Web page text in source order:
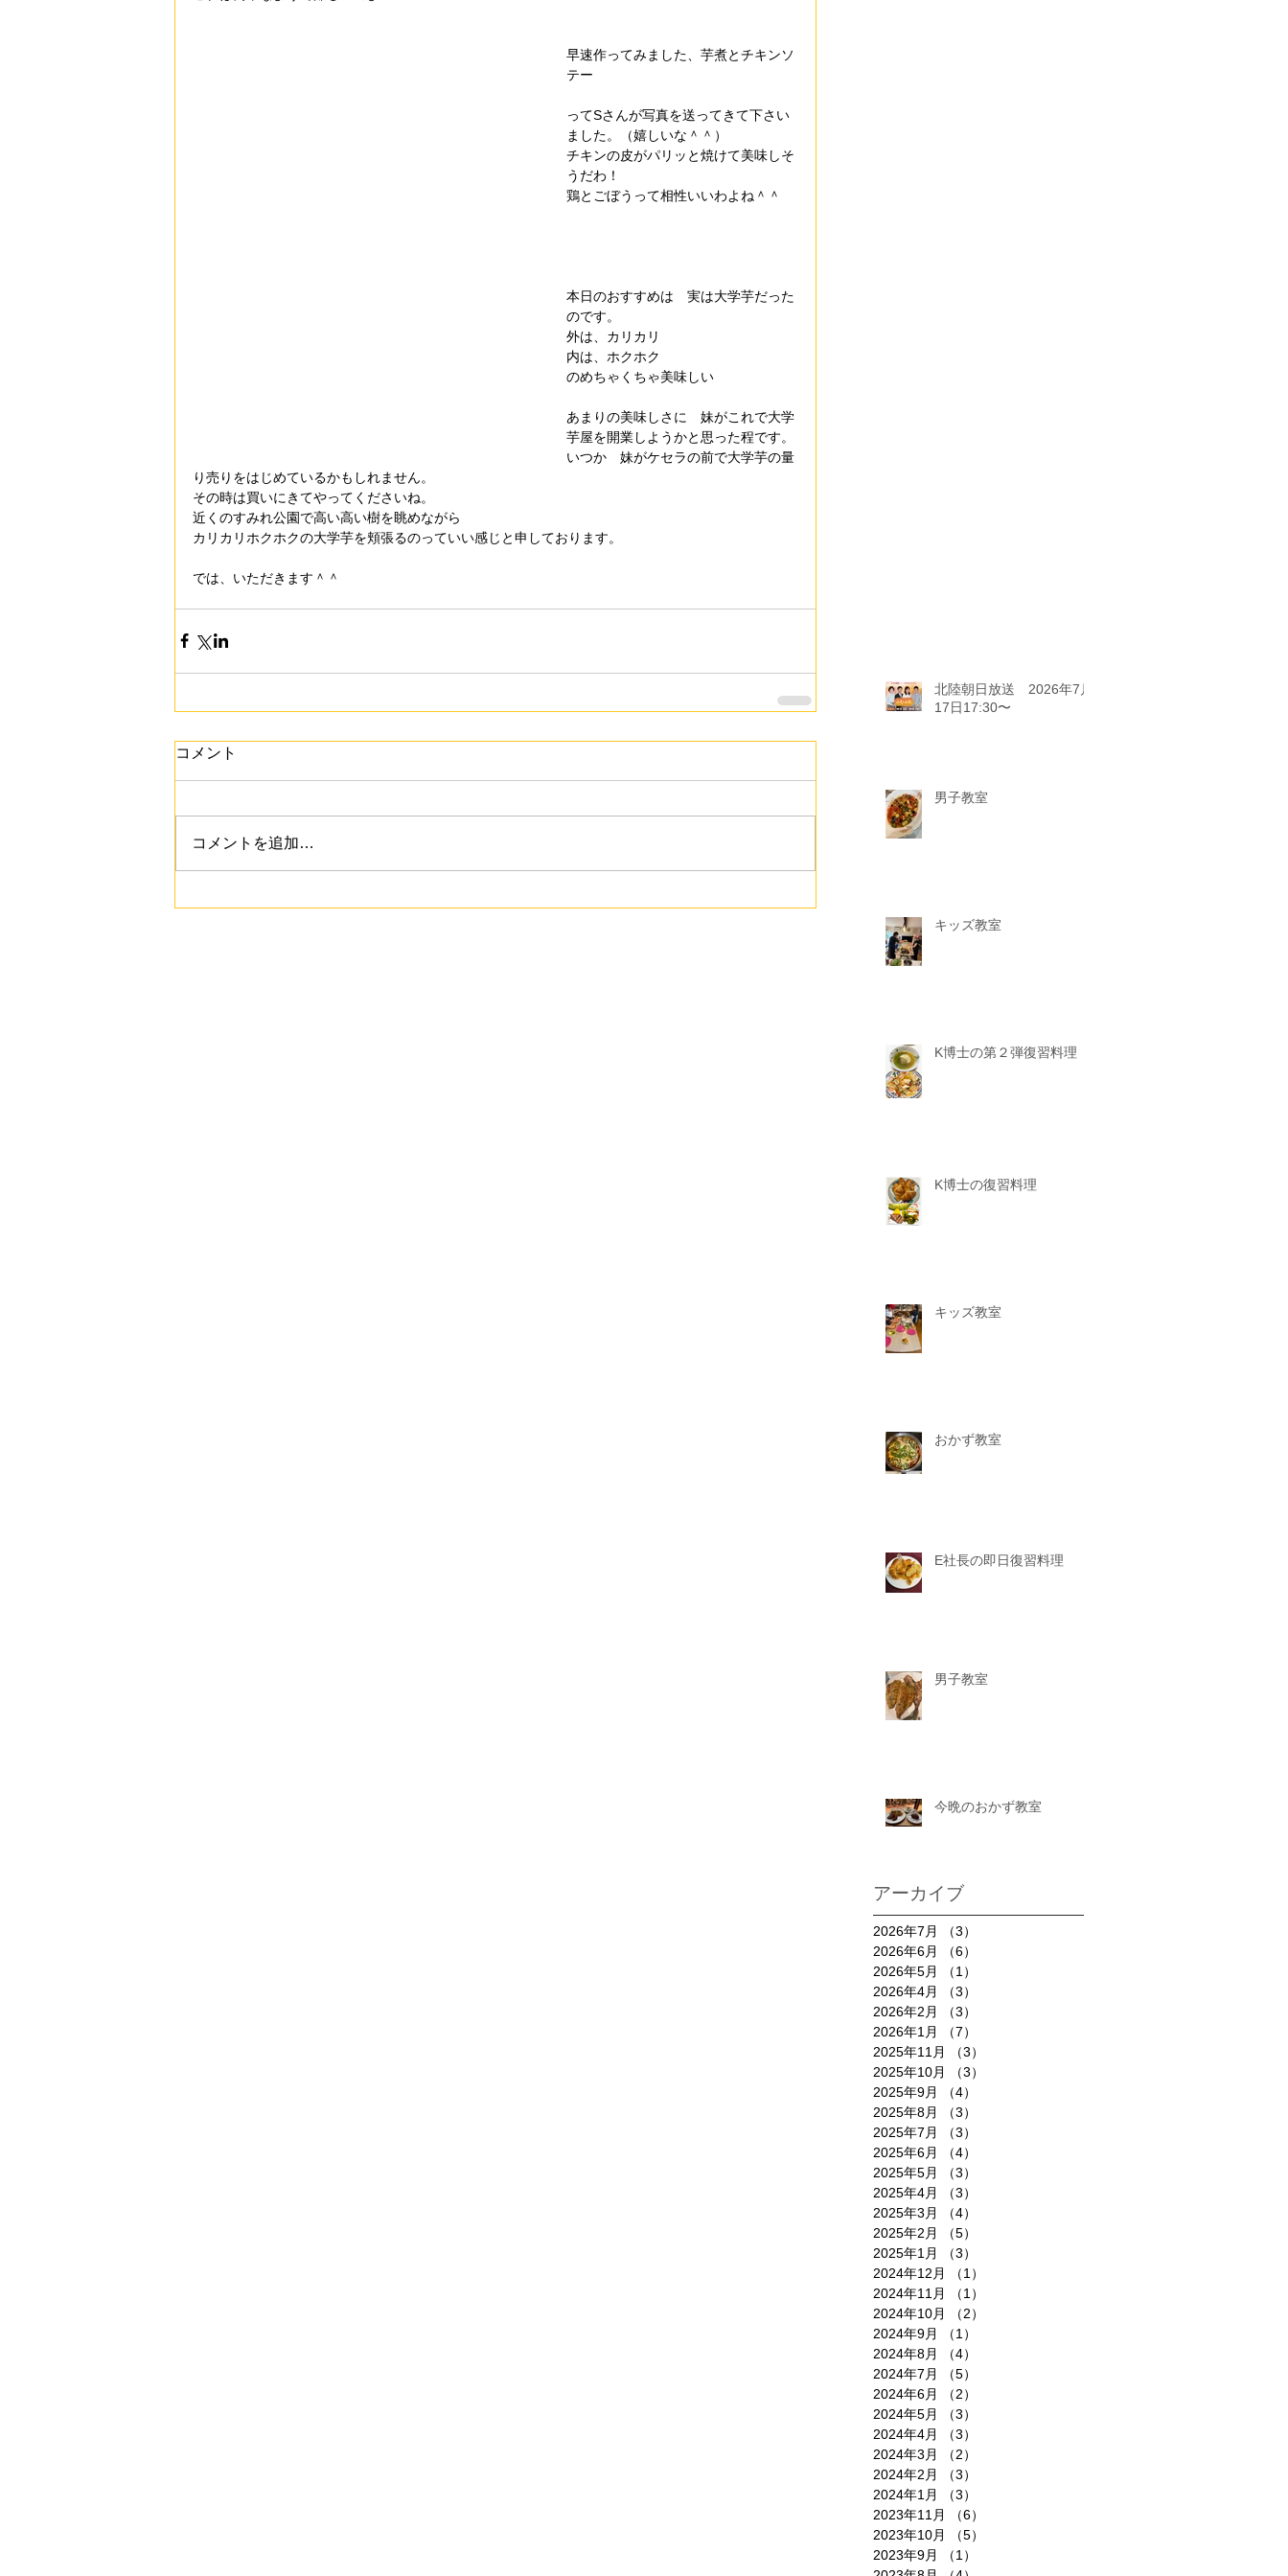
早速作ってみました、芋煮とチキンソ
テー
ってSさんが写真を送ってきて下さい
ました。（嬉しいな＾＾）
チキンの皮がパリッと焼けて美味しそ
うだわ！
鶏とごぼうって相性いいわよね＾＾
本日のおすすめは　実は大学芋だった
のです。
外は、カリカリ
内は、ホクホク
のめちゃくちゃ美味しい
あまりの美味しさに　妹がこれで大学
芋屋を開業しようかと思った程です。
いつか　妹がケセラの前で大学芋の量
り売りをはじめているかもしれません。
その時は買いにきてやってくださいね。
近くのすみれ公園で高い高い樹を眺めながら
カリカリホクホクの大学芋を頬張るのっていい感じと申しております。
では、いただきます＾＾
コメント
コメントを追加…
北陸朝日放送 2026年7月
17日17:30〜
男子教室
キッズ教室
K博士の第２弾復習料理
K博士の復習料理
キッズ教室
おかず教室
E社長の即日復習料理
男子教室
今晩のおかず教室
アーカイブ
2026年7月 （3）
2026年6月
（6）
2026年5月
（1）
2026年4月
（3）
2026年2月
（3）
2026年1月
（7）
2025年11月
（3）
2025年10月
（3）
2025年9月
（4）
2025年8月
（3）
2025年7月
（3）
2025年6月
（4）
2025年5月
（3）
2025年4月
（3）
2025年3月
（4）
2025年2月
（5）
2025年1月
（3）
2024年12月
（1）
2024年11月
（1）
2024年10月
（2）
2024年9月
（1）
2024年8月
（4）
2024年7月
（5）
2024年6月
（2）
2024年5月
（3）
2024年4月
（3）
2024年3月
（2）
2024年2月
（3）
2024年1月
（3）
2023年11月
（6）
2023年10月
（5）
2023年9月
（1）